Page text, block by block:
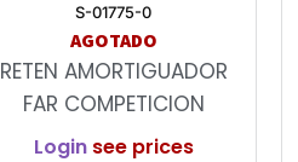
S-01775-0
AGOTADO
RETEN AMORTIGUADOR
FAR COMPETICION
Loginsee prices